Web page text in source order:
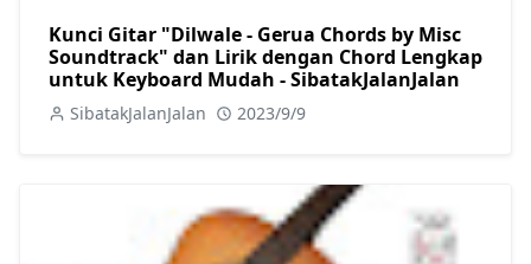
Kunci Gitar "Dilwale - Gerua Chords by Misc
Soundtrack" dan Lirik dengan Chord Lengkap
untuk Keyboard Mudah - SibatakJalanJalan
SibatakJalanJalan 2023/9/9